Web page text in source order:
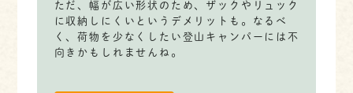
ただ、幅が広い形状のため、ザックやリュック
に収納しにくいというデメリットも。なるべ
く、荷物を少なくしたい登山キャンパーには不
向きかもしれませんね。